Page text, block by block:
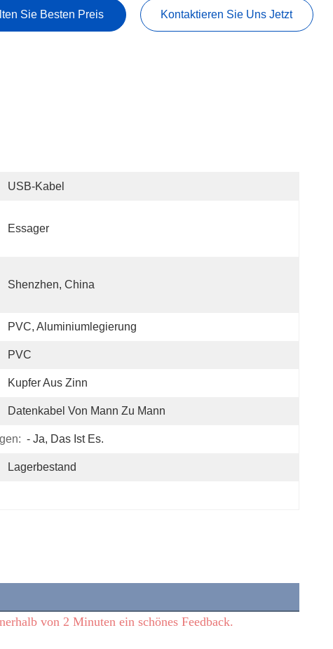
Sie Besten Preis Kontaktieren Sie Uns Jetzt
USB-Kabel
Essager
Shenzhen, China
PVC, Aluminiumlegierung
PVC
Kupfer Aus Zinn
Datenkabel Von Mann Zu Mann
- Ja, Das Ist Es.
Lagerbestand
von 2 Minuten ein schönes Feedback.